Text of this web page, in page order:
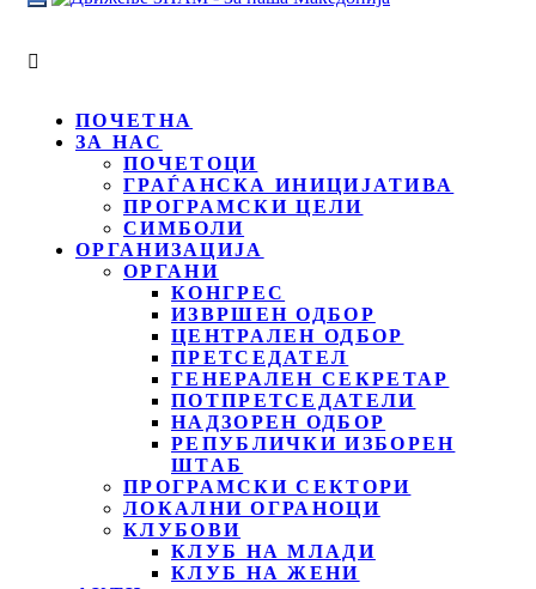
Toggle
ПОЧЕТНА
ЗА НАС
ПОЧЕТОЦИ
ГРАЃАНСКА ИНИЦИЈАТИВА
ПРОГРАМСКИ ЦЕЛИ
СИМБОЛИ
ОРГАНИЗАЦИЈА
ОРГАНИ
КОНГРЕС
ИЗВРШЕН ОДБОР
ЦЕНТРАЛЕН ОДБОР
ПРЕТСЕДАТЕЛ
ГЕНЕРАЛЕН СЕКРЕТАР
ПОТПРЕТСЕДАТЕЛИ
НАДЗОРЕН ОДБОР
РЕПУБЛИЧКИ ИЗБОРЕН
ШТАБ
ПРОГРАМСКИ СЕКТОРИ
ЛОКАЛНИ ОГРАНОЦИ
КЛУБОВИ
КЛУБ НА МЛАДИ
КЛУБ НА ЖЕНИ